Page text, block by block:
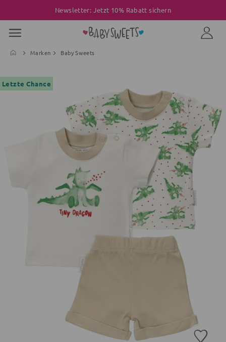
Newsletter: Jetzt 10% Rabatt sichern
Marken Baby Sweets
Letzte Chance